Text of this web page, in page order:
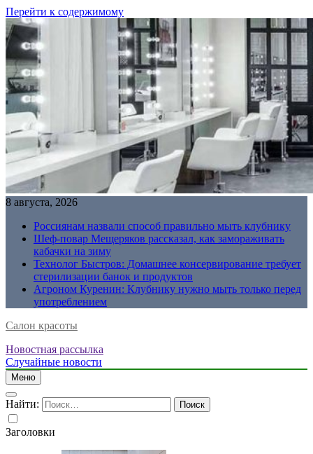
Перейти к содержимому
8 августа, 2026
Россиянам назвали способ правильно мыть клубнику
Шеф-повар Мещеряков рассказал, как замораживать
кабачки на зиму
Технолог Быстров: Домашнее консервирование требует
стерилизации банок и продуктов
Агроном Куренин: Клубнику нужно мыть только перед
употреблением
Салон красоты
Новостная рассылка
Случайные новости
Меню
Найти:
Заголовки